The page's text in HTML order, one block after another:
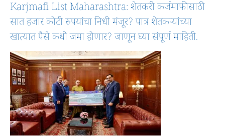
Karjmafi List Maharashtra: शेतकरी कर्जमाफीसाठी
सात हजार कोटी रुपयांचा निधी मंजूर? पात्र शेतकऱ्यांच्या
खात्यात पैसे कधी जमा होणार? जाणून घ्या संपूर्ण माहिती.